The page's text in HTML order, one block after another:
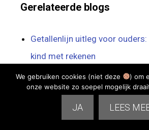
Gerelateerde blogs
Getallenlijn uitleg voor
kind met rekenen
IEP toets oefenen zo help je
gericht voorbereiden
IQ scores kind begrijpen wat
We gebruiken cookies (niet deze
) om
onze website zo soepel mogelijk
JA LEES